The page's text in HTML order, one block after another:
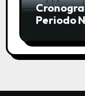
Periodo